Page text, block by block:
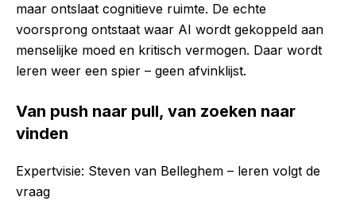
maar ontslaat cognitieve ruimte. De echte
voorsprong ontstaat waar AI wordt gekoppeld aan
menselijke moed en kritisch vermogen. Daar wordt
leren weer een spier – geen afvinklijst.
Van push naar pull, van zoeken naar
vinden
Expertvisie: Steven van Belleghem – leren volgt de
vraag